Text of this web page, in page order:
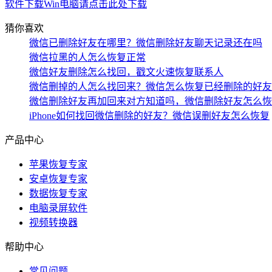
软件下载Win电脑请点击此处下载
猜你喜欢
微信已删除好友在哪里？微信删除好友聊天记录还在吗
微信拉黑的人怎么恢复正常
微信好友删除怎么找回，戳文火速恢复联系人
微信删掉的人怎么找回来？微信怎么恢复已经删除的好友
微信删除好友再加回来对方知道吗，微信删除好友怎么
iPhone如何找回微信删除的好友？微信误删好友怎么恢复
产品中心
苹果恢复专家
安卓恢复专家
数据恢复专家
电脑录屏软件
视频转换器
帮助中心